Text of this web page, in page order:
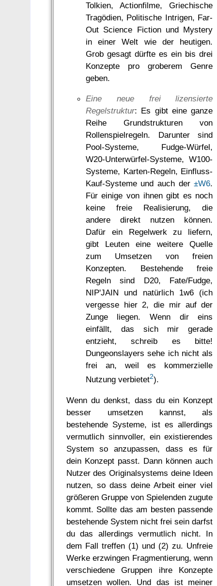
Tolkien, Actionfilme, Griechische
Tragödien, Politische Intrigen, Far-
Out Science Fiction und Mystery
in einer Welt wie der heutigen.
Grob gesagt dürfte es ein bis drei
Konzepte pro groberem Genre
geben.
Eine neue frei lizensierte
Regelstruktur: Es gibt eine ganze
Reihe Grundstrukturen von
Rollenspielregeln. Darunter sind
Pool-Systeme, Fudge-Würfel,
W20-Unterwürfel-Systeme, W100-
Systeme, Karten-Regeln, Einfluss-
Kauf-Systeme und auch der±W6.
Für einige von ihnen gibt es noch
keine freie Realisierung, die
andere direkt nutzen können.
Dafür ein Regelwerk zu liefern,
gibt Leuten eine weitere Quelle
zum Umsetzen von freien
Konzepten. Bestehende freie
Regeln sind D20, Fate/Fudge,
NIP'JAIN und natürlich 1w6 (ich
vergesse hier 2, die mir auf der
Zunge liegen. Wenn dir eins
einfällt, das sich mir gerade
entzieht, schreib es bitte!
Dungeonslayers sehe ich nicht als
frei an, weil es kommerzielle
Nutzung verbietet2).
Wenn du denkst, dass du ein Konzept
besser umsetzen kannst, als
bestehende Systeme, ist es allerdings
vermutlich sinnvoller, ein existierendes
System so anzupassen, dass es für
dein Konzept passt. Dann können auch
Nutzer des Originalsystems deine Ideen
nutzen, so dass deine Arbeit einer viel
größeren Gruppe von Spielenden zugute
kommt. Sollte das am besten passende
bestehende System nicht frei sein darfst
du das allerdings vermutlich nicht. In
dem Fall treffen (1) und (2) zu. Unfreie
Werke erzwingen Fragmentierung, wenn
verschiedene Gruppen ihre Konzepte
umsetzen wollen. Und das ist meiner